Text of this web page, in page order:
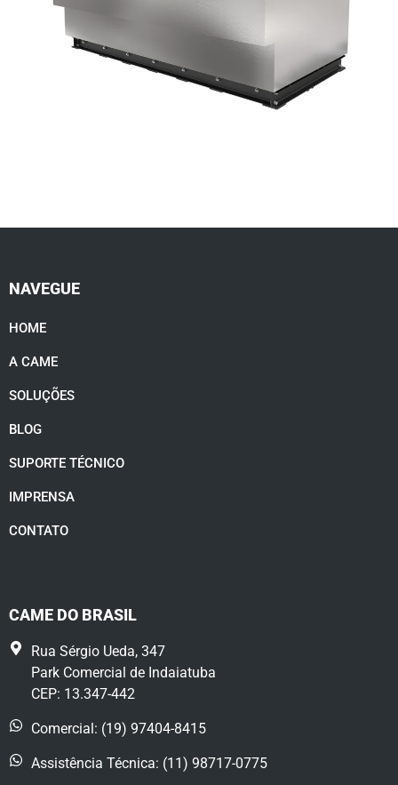
NAVEGUE
HOME
A CAME
SOLUÇÕES
BLOG
SUPORTE TÉCNICO
IMPRENSA
CONTATO
CAME DO BRASIL
Rua Sérgio Ueda, 347
Park Comercial de Indaiatuba
CEP: 13.347-442
Comercial: (19) 97404-8415
Assistência Técnica: (11) 98717-0775